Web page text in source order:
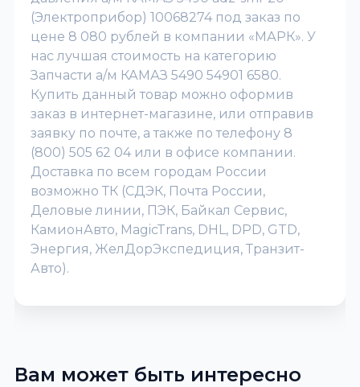
(Электроприбор) 10068274 под заказ по
цене 8 080 рублей в компании «МАРК». У
нас лучшая стоимость на категорию
Запчасти а/м КАМАЗ 5490 54901 6580.
Купить данный товар можно оформив
заказ в интернет-магазине, или отправив
заявку по почте, а также по телефону 8
(800) 505 62 04 или в офисе компании.
Доставка по всем городам России
возможно ТК (СДЭК, Почта России,
Деловые линии, ПЭК, Байкал Сервис,
КамионАвто, MagicTrans, DHL, DPD, GTD,
Энергия, ЖелДорЭкспедиция, Транзит-
Авто).
Вам может быть интересно